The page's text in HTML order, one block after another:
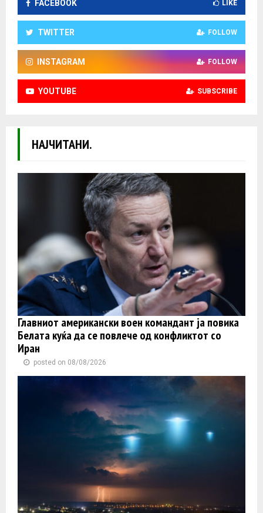
FACEBOOK LIKE
TWITTER FOLLOW
INSTAGRAM FOLLOW
YOUTUBE SUBSCRIBE
НАЈЧИТАНИ.
Главниот американски воен командант ја повика
Белата куќа да се повлече од конфликтот со
Иран
posted on 08/08/2026